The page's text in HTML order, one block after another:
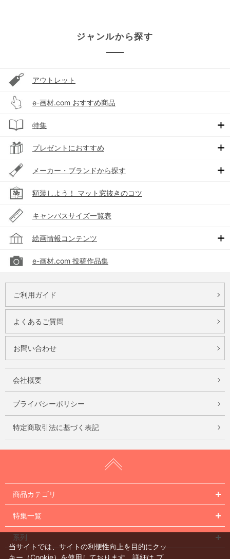
ジャンルから探す
アウトレット
e-画材.com おすすめ商品
特集
プレゼントにおすすめ
メーカー・ブランドから探す
額装しよう！ マット窓抜きのコツ
キャンバスサイズ一覧表
絵画情報コンテンツ
e-画材.com 投稿作品集
ご利用ガイド
よくあるご質問
お問い合わせ
会社概要
プライバシーポリシー
特定商取引法に基づく表記
商品カテゴリ
特集一覧
系列
当サイトでは、サイトの利便性向上を目的にクッ